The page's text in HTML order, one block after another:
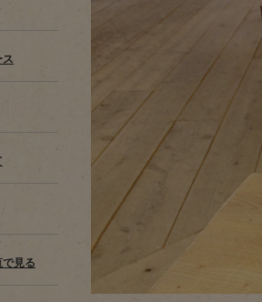
ス
見る